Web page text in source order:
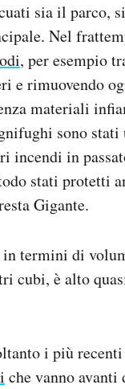
sia il parco,
Nel
, per esempio
e rimuovendo
materiali
sono
incendi in
stati protetti
Gigante.
termini di
cubi, è alto
i più
che vanno avanti